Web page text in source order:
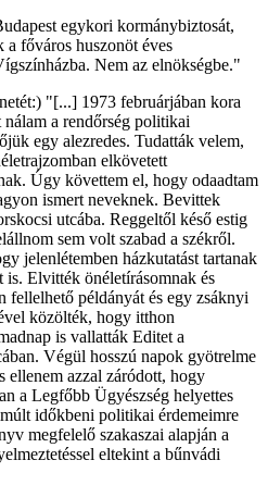
egykori kormánybiztosát,
a főváros huszonöt éves
Nem az elnökségbe."
"[...] 1973 februárjában kora
a rendőrség politikai
egy alezredes. Tudatták velem,
elkövetett
Úgy követtem el, hogy odaadtam
ismert neveknek. Bevittek
utcába. Reggeltől késő estig
sem volt szabad a székről.
jelenlétemben házkutatást tartanak
is. Elvitték önéletírásomnak és
fellelhető példányát és egy zsáknyi
közölték, hogy itthon
is vallatták Editet a
Végül hosszú napok gyötrelme
ellenem azzal záródott, hogy
a Legfőbb Ügyészség helyettes
időkbeni politikai érdemeimre
megfelelő szakaszai alapján a
eltekint a bűnvádi